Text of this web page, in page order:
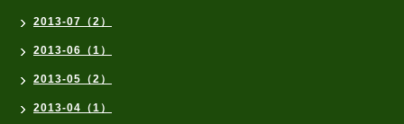
2013-07（2）
2013-06（1）
2013-05（2）
2013-04（1）